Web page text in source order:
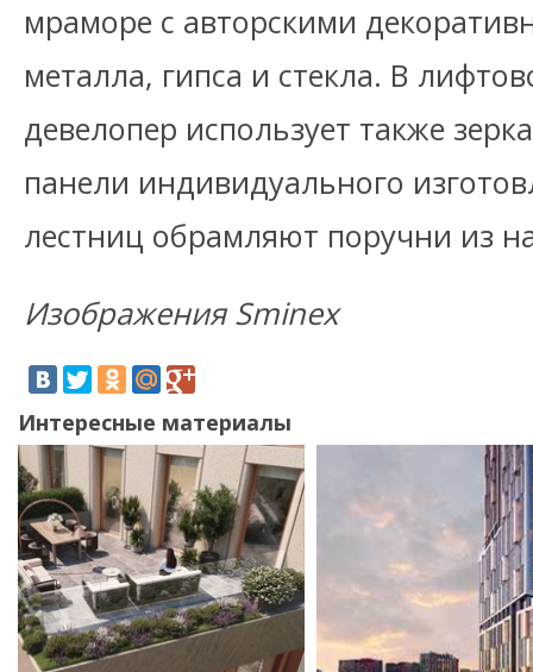
мраморе с авторскими
металла, гипса и стекла. В
девелопер использует также
панели индивидуального
лестниц обрамляют поручни из
Изображения Sminex
Интересные материалы